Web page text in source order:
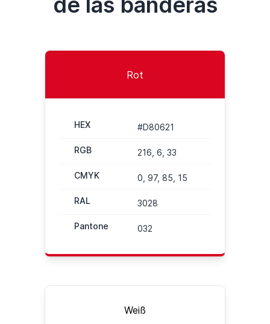
Rot
HEX #D80621
RGB 216, 6, 33
CMYK 0, 97, 85, 15
RAL 3028
Pantone 032
Weiß